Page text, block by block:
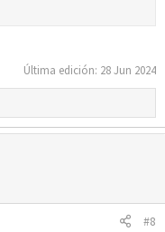
Última edición: 28 Jun 2024
#8